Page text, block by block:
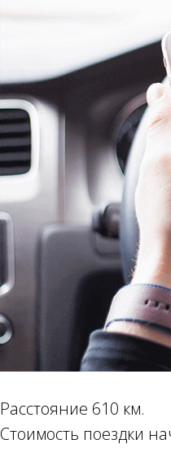
Расстояние 610 км.
Стоимость поездки